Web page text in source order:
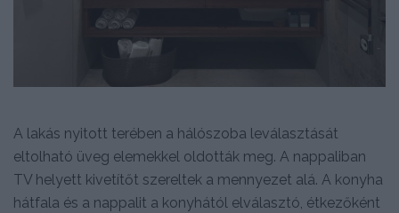
A lakás nyitott terében a hálószoba leválasztását
eltolható üveg elemekkel oldották meg. A nappaliban
TV helyett kivetítőt szereltek a mennyezet alá. A konyha
hátfala és a nappalit a konyhától elválasztó, étkezőként